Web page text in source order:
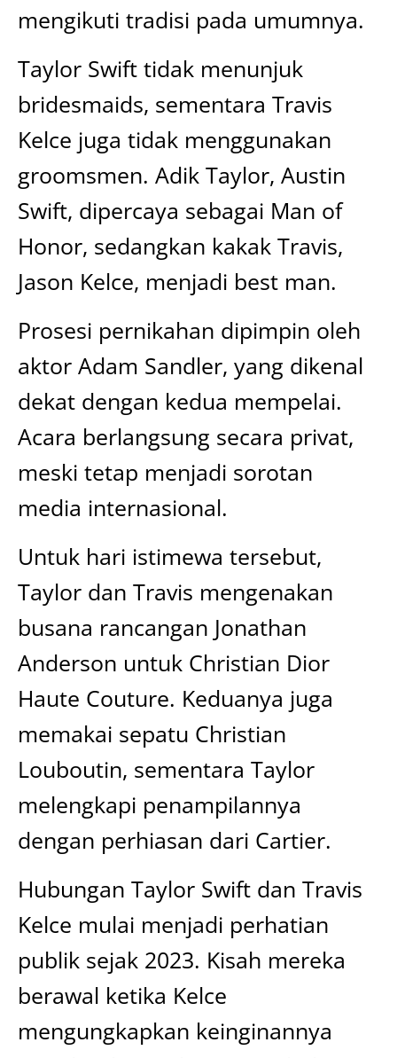
mengikuti tradisi pada umumnya.
Taylor Swift tidak menunjuk
bridesmaids, sementara Travis
Kelce juga tidak menggunakan
groomsmen. Adik Taylor, Austin
Swift, dipercaya sebagai Man of
Honor, sedangkan kakak Travis,
Jason Kelce, menjadi best man.
Prosesi pernikahan dipimpin oleh
aktor Adam Sandler, yang dikenal
dekat dengan kedua mempelai.
Acara berlangsung secara privat,
meski tetap menjadi sorotan
media internasional.
Untuk hari istimewa tersebut,
Taylor dan Travis mengenakan
busana rancangan Jonathan
Anderson untuk Christian Dior
Haute Couture. Keduanya juga
memakai sepatu Christian
Louboutin, sementara Taylor
melengkapi penampilannya
dengan perhiasan dari Cartier.
Hubungan Taylor Swift dan Travis
Kelce mulai menjadi perhatian
publik sejak 2023. Kisah mereka
berawal ketika Kelce
mengungkapkan keinginannya